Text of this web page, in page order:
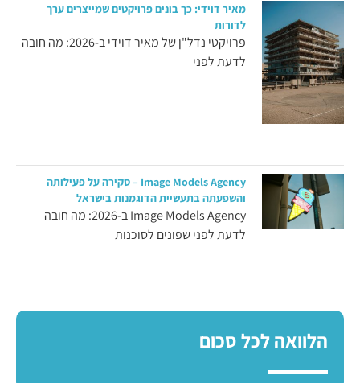
מאיר דוידי: כך בונים פרויקטים שמייצרים ערך
לדורות
פרויקטי נדל"ן של מאיר דוידי ב-2026: מה חובה
לדעת לפני
Image Models Agency – סקירה על פעילותה
והשפעתה בתעשיית הדוגמנות בישראל
Image Models Agency ב-2026: מה חובה
לדעת לפני שפונים לסוכנות
הלוואה לכל סכום